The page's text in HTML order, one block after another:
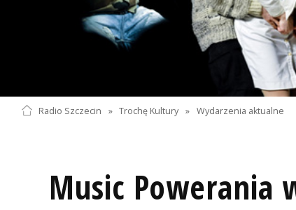
Radio Szczecin » Trochę Kultury » Wydarzenia aktualne
Music Powerania